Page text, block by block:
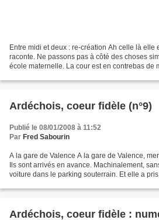
Entre midi et deux : re-création Ah celle là elle
raconte. Ne passons pas à côté des choses
école maternelle. La cour est en contrebas de
Ardéchois, coeur fidèle (n°9)
Publié le 08/01/2008 à 11:52
Par Fred Sabourin
A la gare de Valence A la gare de Valence,
Ils sont arrivés en avance. Machinalement,
voiture dans le parking souterrain. Et elle a
Ardéchois, coeur fidèle :